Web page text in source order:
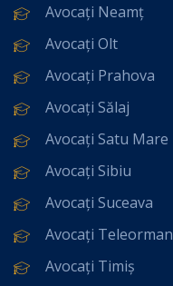
Avocați Neamț
Avocați Olt
Avocați Prahova
Avocați Sălaj
Avocați Satu Mare
Avocați Sibiu
Avocați Suceava
Avocați Teleorman
Avocați Timiș